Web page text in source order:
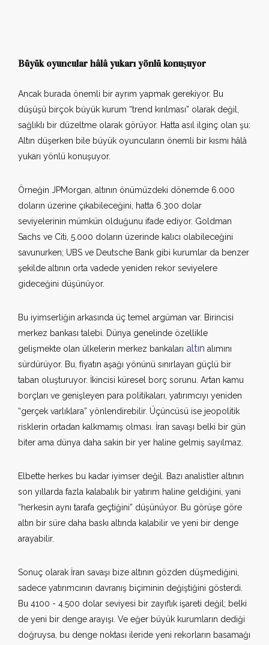
Büyük oyuncular hâlâ yukarı yönlü konuşuyor
Ancak burada önemli bir ayrım yapmak gerekiyor. Bu
düşüşü birçok büyük kurum “trend kırılması” olarak değil,
sağlıklı bir düzeltme olarak görüyor. Hatta asıl ilginç olan şu:
Altın düşerken bile büyük oyuncuların önemli bir kısmı hâlâ
yukarı yönlü konuşuyor.
Örneğin JPMorgan, altının önümüzdeki dönemde 6.000
doların üzerine çıkabileceğini, hatta 6.300 dolar
seviyelerinin mümkün olduğunu ifade ediyor. Goldman
Sachs ve Citi, 5.000 doların üzerinde kalıcı olabileceğini
savunurken; UBS ve Deutsche Bank gibi kurumlar da benzer
şekilde altının orta vadede yeniden rekor seviyelere
gideceğini düşünüyor.
Bu iyimserliğin arkasında üç temel argüman var. Birincisi
merkez bankası talebi. Dünya genelinde özellikle
gelişmekte olan ülkelerin merkez bankaları altın alımını
sürdürüyor. Bu, fiyatın aşağı yönünü sınırlayan güçlü bir
taban oluşturuyor. İkincisi küresel borç sorunu. Artan kamu
borçları ve genişleyen para politikaları, yatırımcıyı yeniden
“gerçek varlıklara” yönlendirebilir. Üçüncüsü ise jeopolitik
risklerin ortadan kalkmamış olması. İran savaşı belki bir gün
biter ama dünya daha sakin bir yer haline gelmiş sayılmaz.
Elbette herkes bu kadar iyimser değil. Bazı analistler altının
son yıllarda fazla kalabalık bir yatırım haline geldiğini, yani
“herkesin aynı tarafa geçtiğini” düşünüyor. Bu görüşe göre
altın bir süre daha baskı altında kalabilir ve yeni bir denge
arayabilir.
Sonuç olarak İran savaşı bize altının gözden düşmediğini,
sadece yatırımcının davranış biçiminin değiştiğini gösterdi.
Bu 4100 - 4.500 dolar seviyesi bir zayıflık işareti değil; belki
de yeni bir denge arayışı. Ve eğer büyük kurumların dediği
doğruysa, bu denge noktası ileride yeni rekorların basamağı